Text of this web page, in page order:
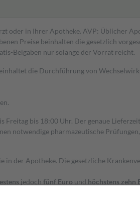
oder in Ihrer Apotheke. AVP: Üblicher
Preise beinhalten die gesetzlich
Beigaben nur solange der Vorrat reicht.
die Durchführung von
bis 18:00 Uhr. Der genaue
notwendige pharmazeutische
der Apotheke. Die gesetzliche
jedoch fünf Euro und höchstens zehn